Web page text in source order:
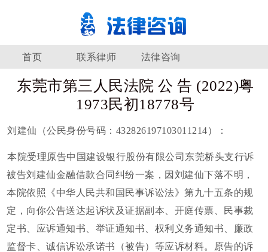
首页 联系律师 法律咨询
东莞市第三人民法院 公 告 (2022)粤
1973民初18778号
刘建仙（公民身份号码：432826197103011214）：
本院受理原告中国建设银行股份有限公司东莞桥头支行诉
被告刘建仙金融借款合同纠纷一案，因刘建仙下落不明，
本院依照《中华人民共和国民事诉讼法》第九十五条的规
定，向你公告送达起诉状及证据副本、开庭传票、民事裁
定书、应诉通知书、举证通知书、权利义务通知书、廉政
监督卡、诚信诉讼承诺书（被告）等应诉材料。原告的诉